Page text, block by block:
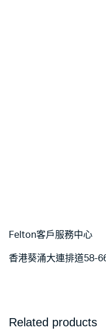
Felton客戶服務中心
香港葵涌大連排道58-
Related products